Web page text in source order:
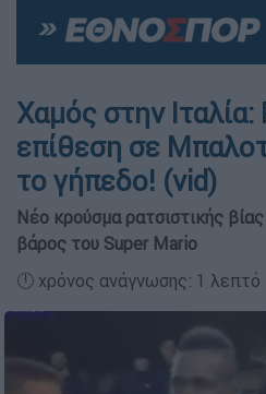
Χαμός στην Ιταλία:
επίθεση σε
το γήπεδο! (vid)
Νέο κρούσμα ρατσιστικής
βάρος του Super Mario
🕛 χρόνος ανάγνωσης: 1